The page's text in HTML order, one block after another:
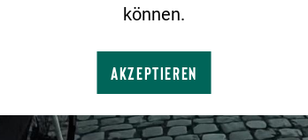
können.
Akzeptieren